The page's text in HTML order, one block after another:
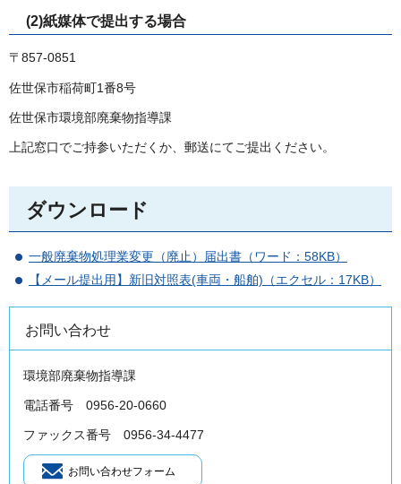
(2)紙媒体で提出する場合
〒857-0851
佐世保市稲荷町1番8号
佐世保市環境部廃棄物指導課
上記窓口でご持参いただくか、郵送にてご提出ください。
ダウンロード
一般廃棄物処理業変更（廃止）届出書（ワード：58KB）
【メール提出用】新旧対照表(車両・船舶)（エクセル：17KB）
お問い合わせ
環境部廃棄物指導課
電話番号 0956-20-0660
ファックス番号 0956-34-4477